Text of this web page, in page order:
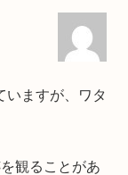
いますが、ワタ
観ることがあ